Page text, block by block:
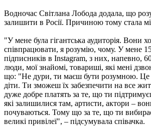
Водночас Світлана Лобода додала, що
залишити в Росії. Причиною тому стала
"У мене була гігантська аудиторія. Вони
співпрацювати, я розумію, чому. У мене
підписників в Instagram, з них, напевно,
люди, мої знайомі, товариші, які мені
що: "Не дури, ти маєш бути розумною. Це
діти. Ти зможеш їх забезпечити на все
дуже добре платять за те, що ти
які залишилися там, артисти, актори –
почуваються. Тому що за те, що ти
великі привілеї", – підсумувала співачка.